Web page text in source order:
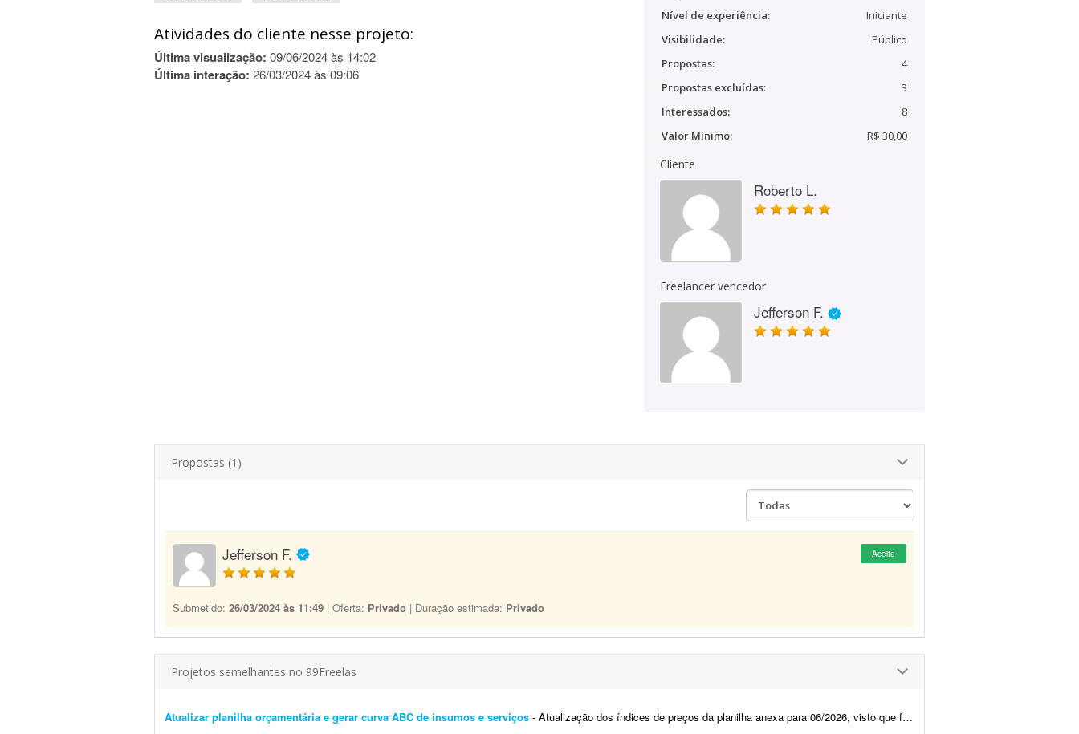
Atividades do cliente nesse projeto:
Última visualização: 09/06/2024 às 14:02
Última interação: 26/03/2024 às 09:06
Nível de experiência:
Iniciante
Visibilidade:
Público
Propostas:
4
Propostas excluídas:
3
Interessados:
8
Valor Mínimo:
R$ 30,00
Cliente
Roberto L.
Freelancer vencedor
Jefferson F.
Propostas (1)
Jefferson F. Aceita
Submetido: 26/03/2024 às 11:49 | Oferta: Privado | Duração estimada: Privado
Projetos semelhantes no 99Freelas
Atualizar planilha orçamentária e gerar curva ABC de insumos e serviços - Atualização dos índices de preços da planilha anexa para 06/2026, visto que foi feita em 11/2025 com os índices do período. Também é necess&a...